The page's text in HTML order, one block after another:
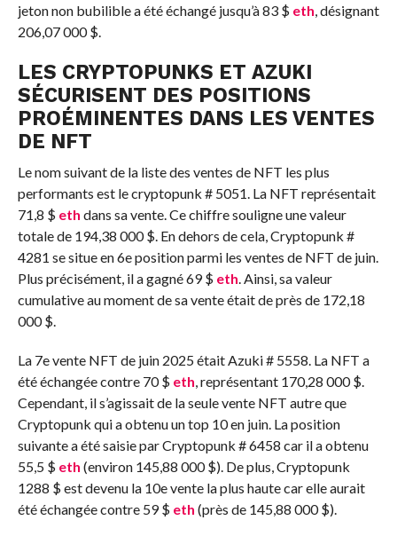
jeton non bubilible a été échangé jusqu’à 83 $ eth, désignant
206,07 000 $.
LES CRYPTOPUNKS ET AZUKI
SÉCURISENT DES POSITIONS
PROÉMINENTES DANS LES VENTES
DE NFT
Le nom suivant de la liste des ventes de NFT les plus
performants est le cryptopunk # 5051. La NFT représentait
71,8 $ eth dans sa vente. Ce chiffre souligne une valeur
totale de 194,38 000 $. En dehors de cela, Cryptopunk #
4281 se situe en 6e position parmi les ventes de NFT de juin.
Plus précisément, il a gagné 69 $ eth. Ainsi, sa valeur
cumulative au moment de sa vente était de près de 172,18
000 $.
La 7e vente NFT de juin 2025 était Azuki # 5558. La NFT a
été échangée contre 70 $ eth, représentant 170,28 000 $.
Cependant, il s’agissait de la seule vente NFT autre que
Cryptopunk qui a obtenu un top 10 en juin. La position
suivante a été saisie par Cryptopunk # 6458 car il a obtenu
55,5 $ eth (environ 145,88 000 $). De plus, Cryptopunk
1288 $ est devenu la 10e vente la plus haute car elle aurait
été échangée contre 59 $ eth (près de 145,88 000 $).